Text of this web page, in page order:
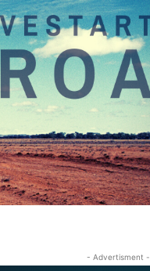
- Advertisment -